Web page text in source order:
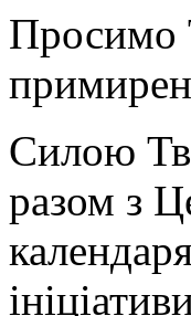
Просимо
Силою
разом з